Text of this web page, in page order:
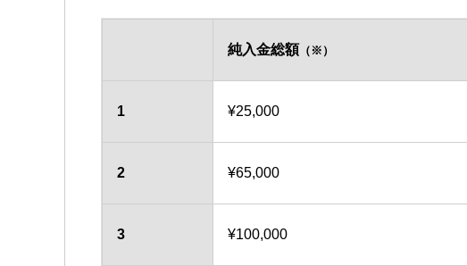
純入金総額 （※）
1 ¥25,000
2 ¥65,000
3 ¥100,000